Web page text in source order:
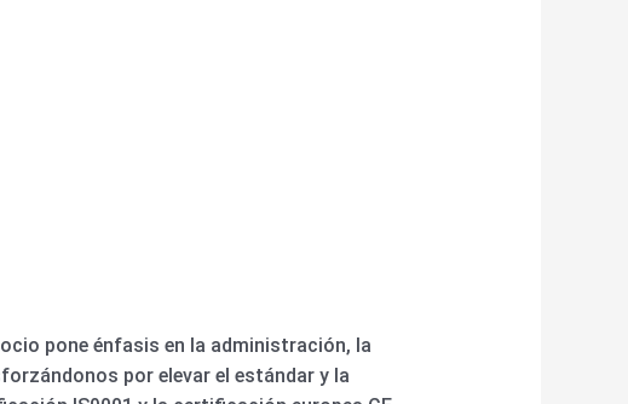
pone énfasis en la administración, la
por elevar el estándar y la